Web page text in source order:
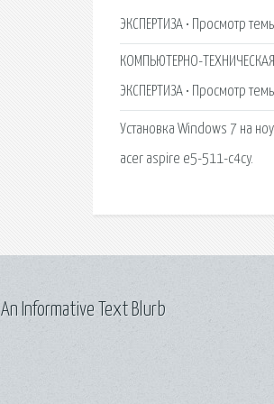
ЭКСПЕРТИЗА • Просмотр
КОМПЬЮТЕРНО-ТЕХНИЧЕСКАЯ
ЭКСПЕРТИЗА • Просмотр
Установка Windows 7 на
acer aspire e5-511-c4cy.
An Informative Text Blurb